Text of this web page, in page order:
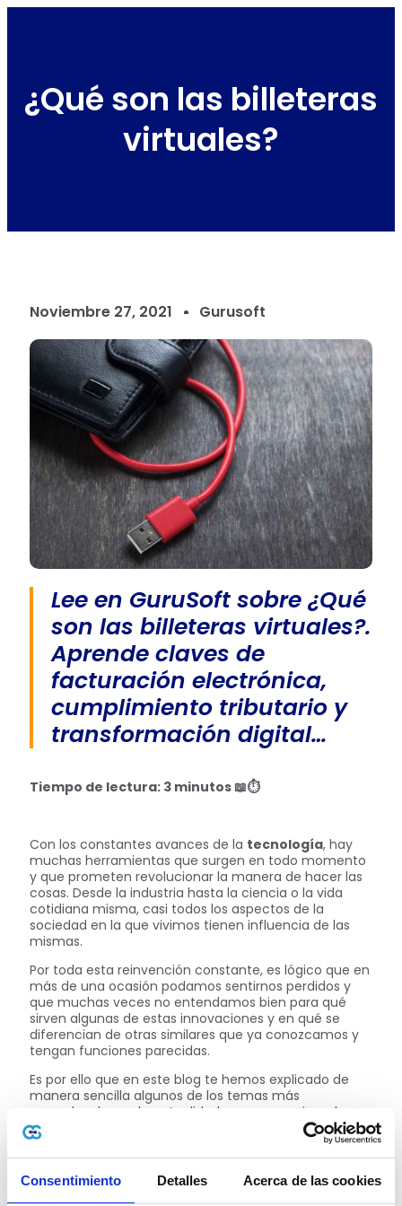
Consentimiento Detalles Acerca de las cookies
¿Qué son las billeteras
virtuales?
Noviembre 27, 2021 Gurusoft
Lee en GuruSoft sobre ¿Qué
son las billeteras virtuales?.
Aprende claves de
facturación electrónica,
cumplimiento tributario y
transformación digital…
Tiempo de lectura: 3 minutos 📖⏱
Con los constantes avances de la tecnología, hay
muchas herramientas que surgen en todo momento
y que prometen revolucionar la manera de hacer las
cosas. Desde la industria hasta la ciencia o la vida
cotidiana misma, casi todos los aspectos de la
sociedad en la que vivimos tienen influencia de las
mismas.
Por toda esta reinvención constante, es lógico que en
más de una ocasión podamos sentirnos perdidos y
que muchas veces no entendamos bien para qué
sirven algunas de estas innovaciones y en qué se
diferencian de otras similares que ya conozcamos y
tengan funciones parecidas.
Es por ello que en este blog te hemos explicado de
manera sencilla algunos de los temas más
renombrados en la actualidad, como, por ejemplo,
qué es y para qué sirve SAP
qué es la economía
circular
qué son las
bases de datos, entre otros tópicos relacionados.
En esta ocasión, queremos hablar de otro recurso que